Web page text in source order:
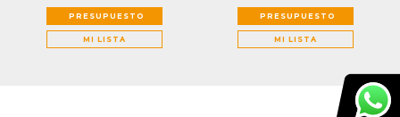
PRESUPUESTO
MI LISTA
PRESUPUESTO
MI LISTA